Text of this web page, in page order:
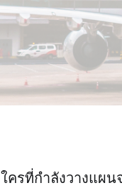
ใครที่กำลังวางแผ